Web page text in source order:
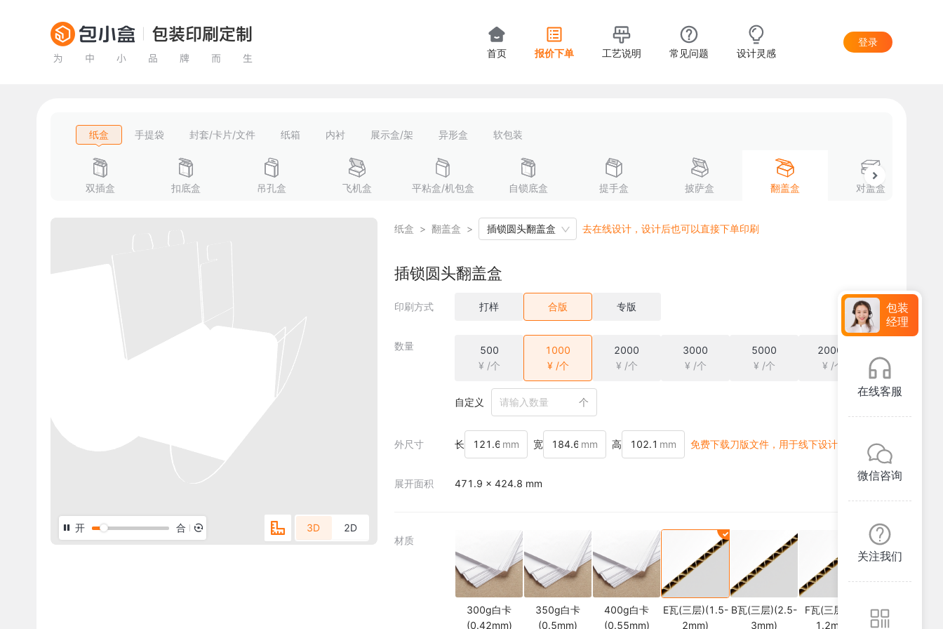
首页 报价下单 工艺说明 常见问题 设计灵感
登录
纸盒 手提袋 封套/卡片/文件 纸箱 内衬 展示盒/架 异形盒 软包装
双插盒 扣底盒 吊孔盒 飞机盒 平粘盒/机包盒 自锁底盒 提手盒 披萨盒 翻盖盒 对盖盒
开 合 3D 2D
纸盒 > 翻盖盒 > 插锁圆头翻盖盒 去在线设计，设计后也可以直接下单印刷
插锁圆头翻盖盒
印刷方式 打样 合版 专版
数量
500
¥ /个
1000
¥ /个
2000
¥ /个
3000
¥ /个
5000
¥ /个
20000
¥ /个
自定义 个
外尺寸 长 mm 宽 mm 高 mm 免费下载刀版文件，用于线下设计
展开面积 471.9 × 424.8 mm
材质
300g白卡
(0.42mm)
350g白卡
(0.5mm)
400g白卡
(0.55mm)
E瓦(三层)(1.5-
2mm)
B瓦(三层)(2.5-
3mm)
F瓦(三层)(1-
1.2mm)
包装
经理
在线客服
微信咨询
关注我们